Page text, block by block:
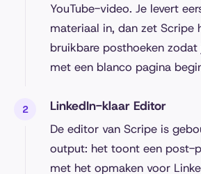
YouTube-video. Je levert
materiaal in, dan zet Scripe
bruikbare posthoeken zodat
met een blanco pagina
LinkedIn-klaar Editor
De editor van Scripe is
output: het toont een post-
met het opmaken voor